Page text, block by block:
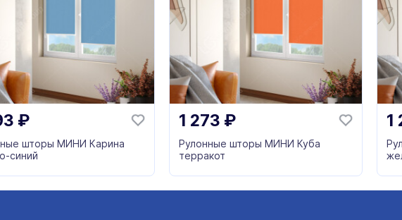
₽
шторы МИНИ Карина
синий
1 273 ₽
Рулонные шторы МИНИ Куба
терракот
1